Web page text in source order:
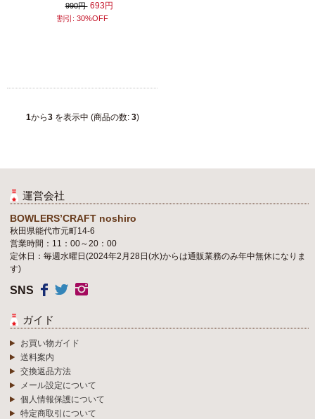
990円 693円
割引: 30%OFF
1から3を表示中 (商品の数: 3)
運営会社
BOWLERS’CRAFT noshiro
秋田県能代市元町14-6
営業時間：11：00～20：00
定休日：毎週水曜日(2024年2月28日(水)からは通販業務のみ年中無休になりま
す)
SNS
ガイド
お買い物ガイド
送料案内
交換返品方法
メール設定について
個人情報保護について
特定商取引について